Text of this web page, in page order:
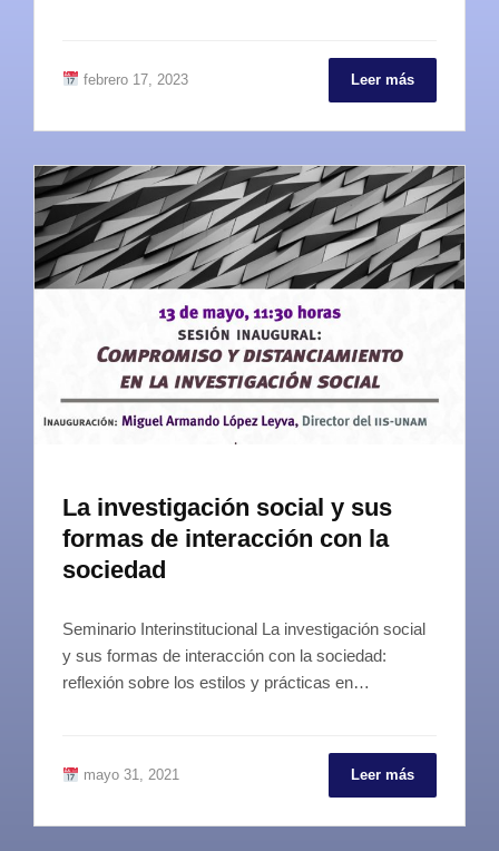
febrero 17, 2023 Leer más
La investigación social y sus
formas de interacción con la
sociedad
Seminario Interinstitucional La investigación social
y sus formas de interacción con la sociedad:
reflexión sobre los estilos y prácticas en…
mayo 31, 2021 Leer más